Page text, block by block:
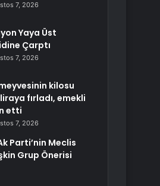
7, 2026
Yaya Üst
Çarptı
7, 2026
kilosu
fırladı, emekli
etti
7, 2026
Parti’nin Meclis
Grup Önerisi